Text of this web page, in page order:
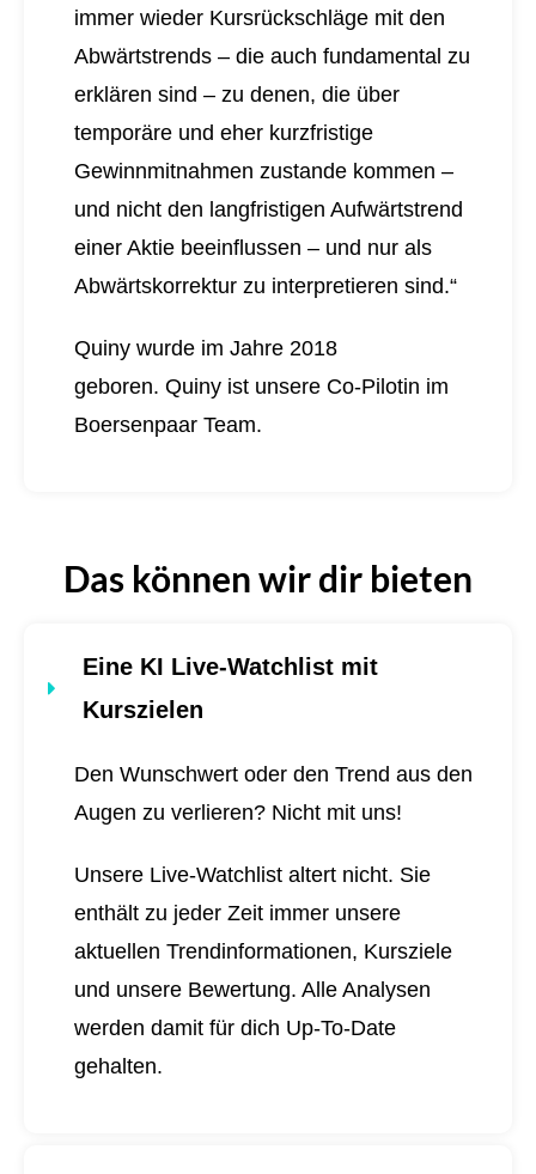
immer wieder Kursrückschläge mit den
Abwärtstrends – die auch fundamental zu
erklären sind – zu denen, die über
temporäre und eher kurzfristige
Gewinnmitnahmen zustande kommen –
und nicht den langfristigen Aufwärtstrend
einer Aktie beeinflussen – und nur als
Abwärtskorrektur zu interpretieren sind.“
Quiny wurde im Jahre 2018
geboren. Quiny ist unsere Co-Pilotin im
Boersenpaar Team.
Das können wir dir bieten
Eine KI Live-Watchlist mit
Kurszielen
Den Wunschwert oder den Trend aus den
Augen zu verlieren? Nicht mit uns!
Unsere Live-Watchlist altert nicht. Sie
enthält zu jeder Zeit immer unsere
aktuellen Trendinformationen, Kursziele
und unsere Bewertung. Alle Analysen
werden damit für dich Up-To-Date
gehalten.